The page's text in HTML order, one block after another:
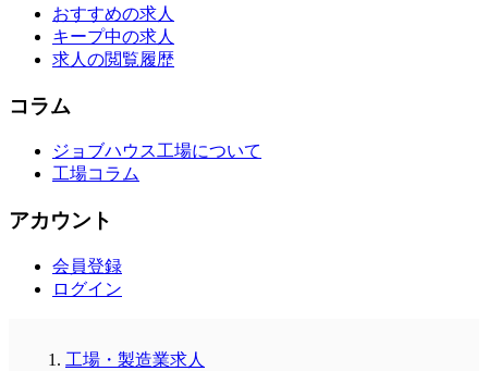
おすすめの求人
キープ中の求人
求人の閲覧履歴
コラム
ジョブハウス工場について
工場コラム
アカウント
会員登録
ログイン
工場・製造業求人